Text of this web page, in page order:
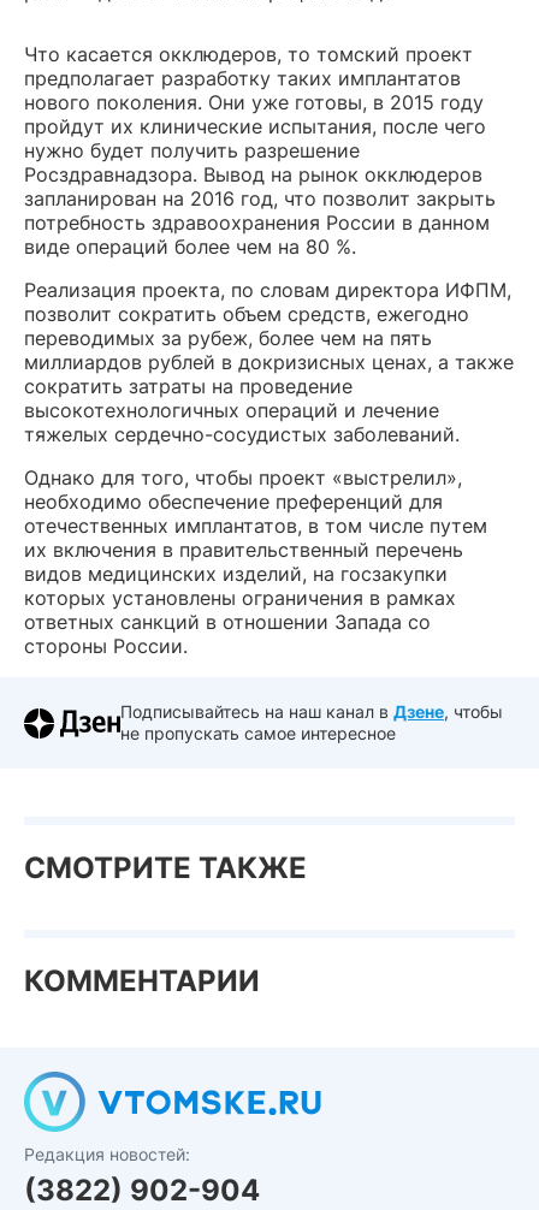
Что касается окклюдеров, то томский проект
предполагает разработку таких имплантатов
нового поколения. Они уже готовы, в 2015 году
пройдут их клинические испытания, после чего
нужно будет получить разрешение
Росздравнадзора. Вывод на рынок окклюдеров
запланирован на 2016 год, что позволит закрыть
потребность здравоохранения России в данном
виде операций более чем на 80 %.
Реализация проекта, по словам директора ИФПМ,
позволит сократить объем средств, ежегодно
переводимых за рубеж, более чем на пять
миллиардов рублей в докризисных ценах, а также
сократить затраты на проведение
высокотехнологичных операций и лечение
тяжелых сердечно-сосудистых заболеваний.
Однако для того, чтобы проект «выстрелил»,
необходимо обеспечение преференций для
отечественных имплантатов, в том числе путем
их включения в правительственный перечень
видов медицинских изделий, на госзакупки
которых установлены ограничения в рамках
ответных санкций в отношении Запада со
стороны России.
Подписывайтесь на наш канал в Дзене, чтобы
не пропускать самое интересное
СМОТРИТЕ ТАКЖЕ
КОММЕНТАРИИ
Редакция новостей:
(3822) 902-904